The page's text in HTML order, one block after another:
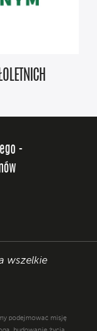
-
wszelkie
podejmować misję